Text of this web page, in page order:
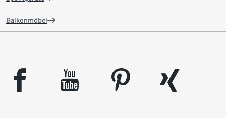
Balkonmöbel
facebook youtube pinterest
xing